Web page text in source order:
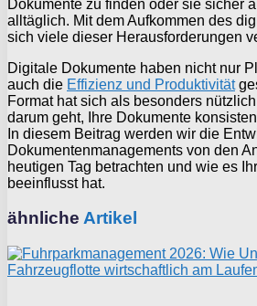
Dokumente zu finden oder sie sicher
alltäglich. Mit dem Aufkommen des
sich viele dieser Herausforderungen
Digitale Dokumente haben nicht nur
auch die Effizienz und Produktivität
Format hat sich als besonders
darum geht, Ihre Dokumente
In diesem Beitrag werden wir die
Dokumentenmanagements von den
heutigen Tag betrachten und wie es
beeinflusst hat.
ähnliche Artikel